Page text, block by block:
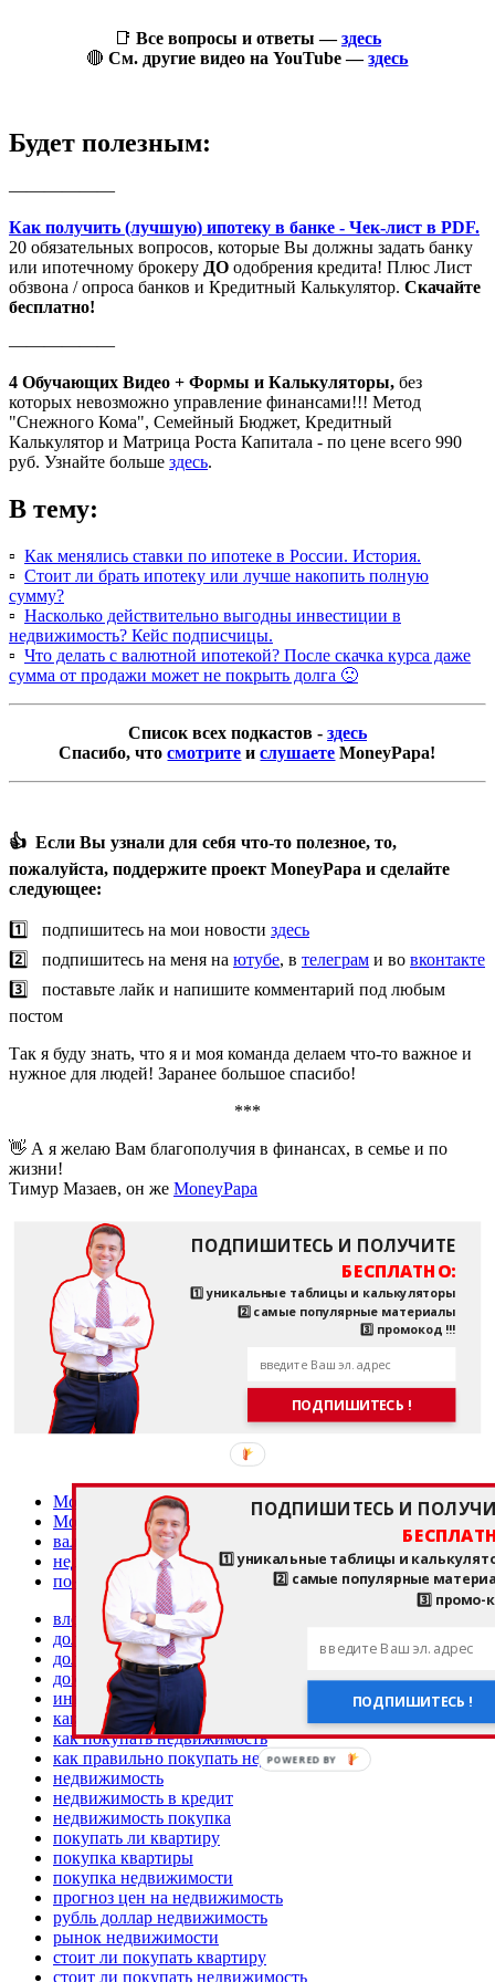
📑 Все вопросы и ответы —здесь
🔴См. другие видео на YouTube —здесь
Будет полезным:
——————
Как получить (лучшую) ипотеку в банке - Чек-лист в PDF.
20 обязательных вопросов, которые Вы должны задать банку
или ипотечному брокеру ДО одобрения кредита! Плюс Лист
обзвона / опроса банков и Кредитный Калькулятор. Скачайте
бесплатно!
——————
4 Обучающих Видео + Формы и Калькуляторы, без
которых невозможно управление финансами!!! Метод
"Снежного Кома", Семейный Бюджет, Кредитный
Калькулятор и Матрица Роста Капитала - по цене всего 990
руб. Узнайте больше здесь.
В тему:
▫️ Как менялись ставки по ипотеке в России. История.
▫️ Стоит ли брать ипотеку или лучше накопить полную
сумму?
▫️ Насколько действительно выгодны инвестиции в
нeдвижимocть? Кейс подписчицы.
▫️ Что делать с валютной ипотекой? После скачка курса даже
сумма от продажи может не покрыть долга 🙁
Список всех подкастов - здесь
Спасибо, чтосмотрите ислушаете MoneyPapa!
👍 Если Вы узнали для себя что-то полезное, то,
пожалуйста, поддержите проект MoneyPapa и сделайте
следующее:
1️⃣ подпишитесь на мои новости здесь
2️⃣ подпишитесь на меня на ютубе, в телеграм и во вконтакте
3️⃣ поставьте лайк и напишите комментарий под любым
постом
Так я буду знать, что я и моя команда делаем что-то важное и
нужное для людей! Заранее большое спасибо!
***
👋 А я желаю Вам благополучия в финансах, в семье и по
жизни!
Тимур Мазаев, он же MoneyPapa
ПОДПИШИТЕСЬ !
ПОДПИШИТЕСЬ И ПОЛУЧИТЕ
БЕСПЛАТНО:
1️⃣ уникальные таблицы и калькуляторы
2️⃣ самые популярные материалы
3️⃣ промокод !!!
MoneyPapa - Список подкастов
MoneyPapa Отвечает!
валюты
недвижимость
покупка, аренда, продажа жилья, ипотека
вложение в недвижимость
доллар недвижимость
долларовые инвестиции
доходная недвижимость
инвестиции в недвижимость
как купить квартиру правильно
как покупать недвижимость
как правильно покупать недвижимость
недвижимость
недвижимость в кредит
недвижимость покупка
покупать ли квартиру
покупка квартиры
покупка недвижимости
прогноз цен на недвижимость
рубль доллар недвижимость
рынок недвижимости
стоит ли покупать квартиру
стоит ли покупать недвижимость
ПОДПИШИТЕСЬ !
ПОДПИШИТЕСЬ И
1️⃣ уникальные таблицы и
2️⃣ самые популярные
3️⃣ промо-
POWERED